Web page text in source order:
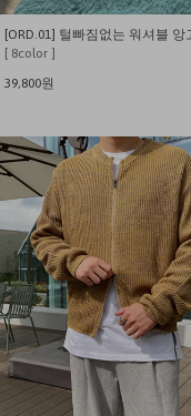
[ 8color ]
39,800원